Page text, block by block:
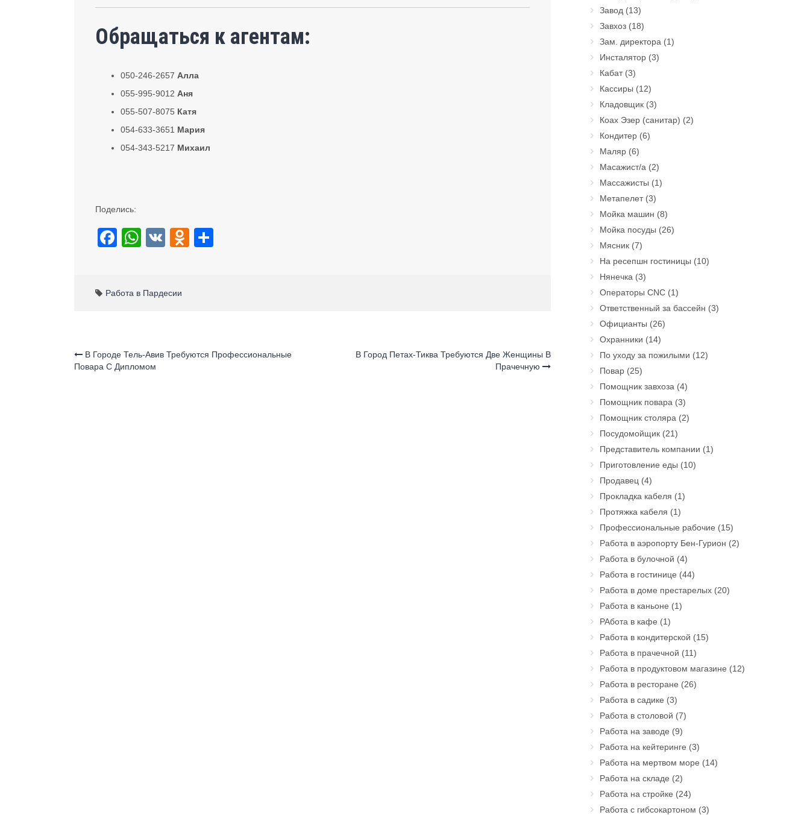
Обращаться к агентам:
050-246-2657 Алла
055-995-9012 Аня
055-507-8075 Катя
054-633-3651 Мария
054-343-5217 Михаил
Поделись:
F
e
o
k
W
s
p
V
O
ss
Работа в Пардесии
В Городе Тель-Авив Требуются Профессиональные
Повара С Дипломом
В Город Петах-Тиква Требуются Две Женщины В
Прачечную
Завод (13)
Завхоз(18)
Зам. директора (1)
Инсталятор(3)
Кабат(3)
Кассиры (12)
Кладовщик(3)
Коах Эзер (санитар) (2)
Кондитер(6)
Маляр(6)
Масажист/а (2)
Массажисты (1)
Метапелет(3)
Мойка машин (8)
Мойка посуды (26)
Мясник(7)
На ресепшн гостиницы (10)
Нянечка (3)
Операторы CNC(1)
Ответственный за бассейн (3)
Официанты (26)
Охранники (14)
По уходу за пожилыми (12)
Повар(25)
Помощник завхоза (4)
Помощник повара (3)
Помощник столяра (2)
Посудомойщик(21)
Представитель компании (1)
Приготовление еды (10)
Продавец (4)
Прокладка кабеля (1)
Протяжка кабеля (1)
Профессиональные рабочие (15)
Работа в аэропорту Бен-Гурион (2)
Работа в булочной (4)
Работа в гостинице (44)
Работа в доме престарелых(20)
Работа в каньоне (1)
РАбота в кафе (1)
Работа в кондитерской (15)
Работа в прачечной (11)
Работа в продуктовом магазине (12)
Работа в ресторане (26)
Работа в садике (3)
Работа в столовой (7)
Работа на заводе (9)
Работа на кейтеринге (3)
Работа на мертвом море (14)
Работа на складе (2)
Работа на стройке (24)
Работа с гибсокартоном (3)